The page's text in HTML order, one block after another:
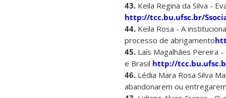
43. Keila Regina da Silva -
http://tcc.bu.ufsc.br/
44. Keila Rosa - A
processo de abrigamento
45. Laís Magalhães Pereira
e Brasil http://
46. Lédia Mara Rosa Silva
abandonarem ou